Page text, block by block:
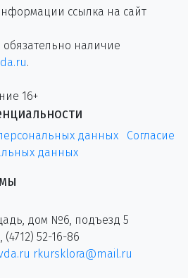
ссылка на сайт
наличие
.
16+
данных
Согласие
данных
дом №6, подъезд 5
(4712) 52-16-86
rkursklora@mail.ru